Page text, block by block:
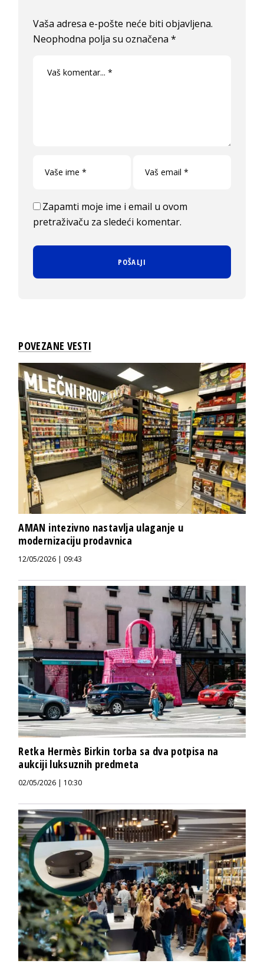
Vaša adresa e-pošte neće biti objavljena.
Neophodna polja su označena*
Zapamti moje ime i email u ovom
pretraživaču za sledeći komentar.
POVEZANE VESTI
AMAN intezivno nastavlja ulaganje u
modernizaciju prodavnica
12/05/2026 | 09:43
Retka Hermès Birkin torba sa dva potpisa na
aukciji luksuznih predmeta
02/05/2026 | 10:30